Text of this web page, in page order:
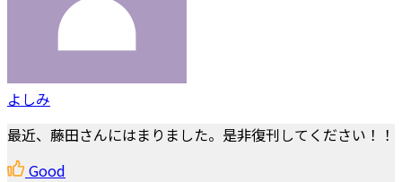
よしみ
最近、藤田さんにはまりました。是非復刊してください！！
Good